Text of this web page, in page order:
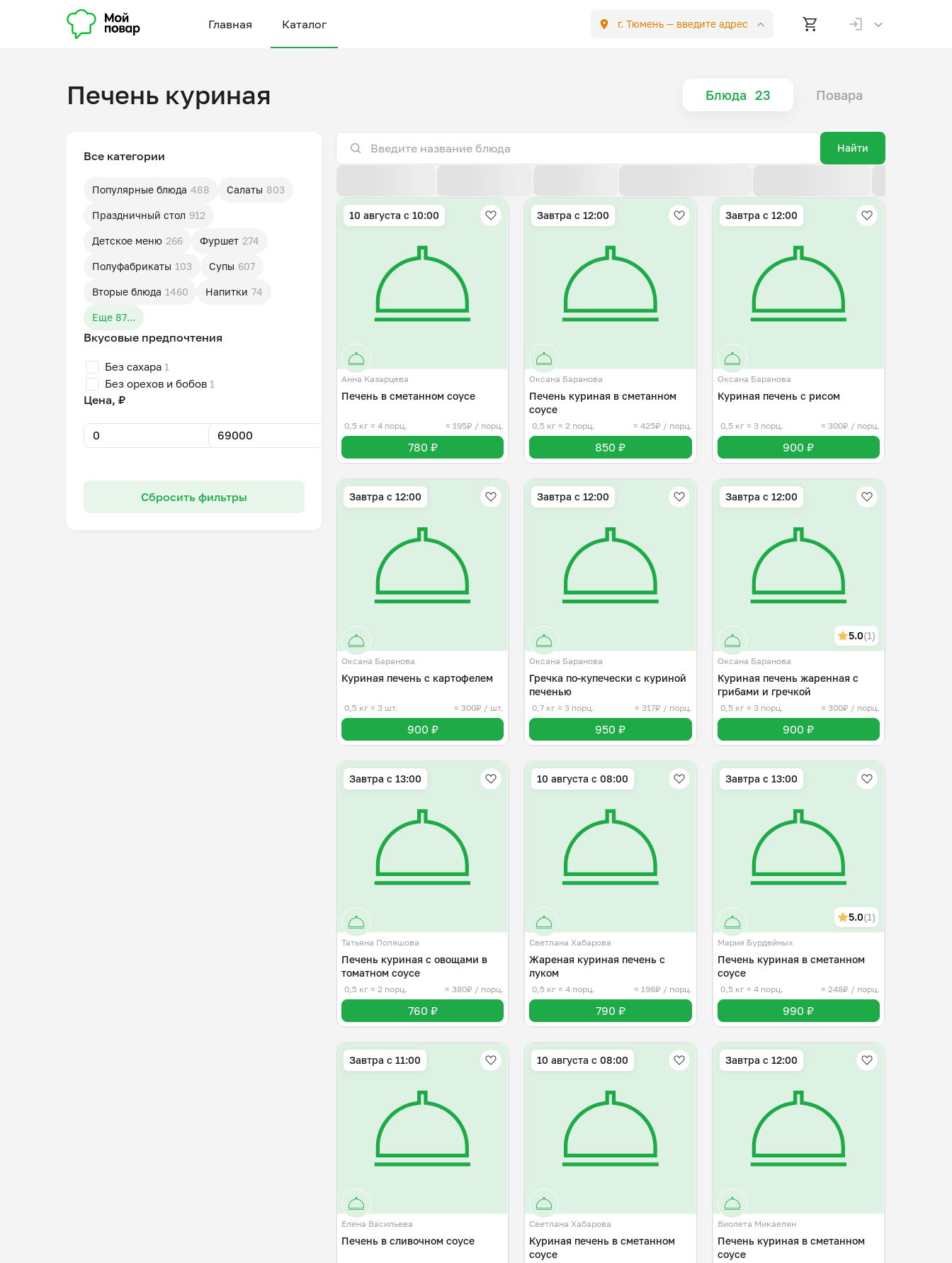
Главная Каталог г. Тюмень — введите адрес
Печень куриная Блюда 23 Повара
Все категории
Популярные блюда 488 Салаты 803
Праздничный стол 912
Детское меню 266 Фуршет 274
Полуфабрикаты 103 Супы 607
Вторые блюда 1460 Напитки 74
Еще 87...
Вкусовые предпочтения
Без сахара 1
Без орехов и бобов 1
Цена, ₽
Сбросить фильтры
Найти
10 августа с 10:00
Анна Казарцева
Печень в сметанном соусе
0,5 кг ≈ 4 порц. ≈ 195₽ / порц.
780 ₽
Завтра c 12:00
Оксана Баранова
Печень куриная в сметанном
соусе
0,5 кг≈ 2 порц. ≈ 425₽ / порц.
850 ₽
Завтра c 12:00
Оксана Баранова
Куриная печень с рисом
0,5 кг ≈ 3 порц. ≈ 300₽ / порц.
900 ₽
Завтра c 12:00
Оксана Баранова
Куриная печень с картофелем
0,5 кг ≈ 3 шт. ≈ 300₽ / шт.
900 ₽
Завтра c 12:00
Оксана Баранова
Гречка по-купечески с куриной
печенью
0,7 кг≈ 3 порц. ≈ 317₽ / порц.
950 ₽
Завтра c 12:00
5.0(1)
Оксана Баранова
Куриная печень жаренная с
грибами и гречкой
0,5 кг ≈ 3 порц. ≈ 300₽ / порц.
900 ₽
Завтра c 13:00
Татьяна Поляшова
Печень куриная с овощами в
томатном соусе
0,5 кг ≈ 2 порц. ≈ 380₽ / порц.
760 ₽
10 августа с 08:00
Светлана Хабарова
Жареная куриная печень с
луком
0,5 кг≈ 4 порц. ≈ 198₽ / порц.
790 ₽
Завтра c 13:00
5.0(1)
Мария Бурдейных
Печень куриная в сметанном
соусе
0,5 кг ≈ 4 порц. ≈ 248₽ / порц.
990 ₽
Завтра c 11:00
Елена Васильева
Печень в сливочном соусе
10 августа с 08:00
Светлана Хабарова
Куриная печень в сметанном
соусе
Завтра c 12:00
Виолета Микаелян
Печень куриная в сметанном
соусе